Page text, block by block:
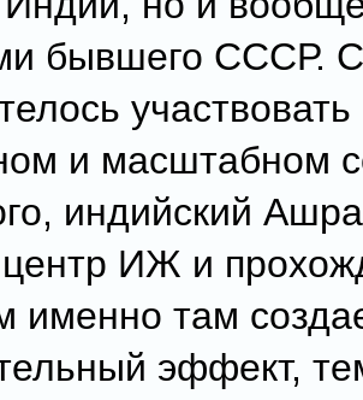
бывшего СССР.
участвовать
и масштабном
индийский
ИЖ и
именно там
эффект,